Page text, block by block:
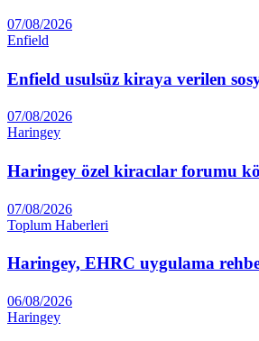
07/08/2026
Enfield
Enfield usulsüz kiraya verilen
07/08/2026
Haringey
Haringey özel kiracılar forumu
07/08/2026
Toplum Haberleri
Haringey, EHRC uygulama
06/08/2026
Haringey